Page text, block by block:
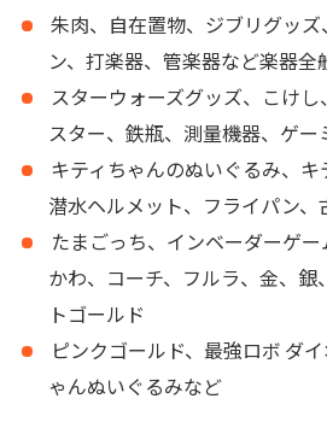
朱肉、自在置物、ジブリグッズ
ン、打楽器、管楽器など楽器全
スターウォーズグッズ、こけ
スター、鉄瓶、測量機器、ゲー
キティちゃんのぬいぐるみ、キ
潜水ヘルメット、フライパン、
たまごっち、インベーダーゲ
かわ、コーチ、フルラ、金、銀
トゴールド
ピンクゴールド、最強ロボ ダ
ゃんぬいぐるみなど